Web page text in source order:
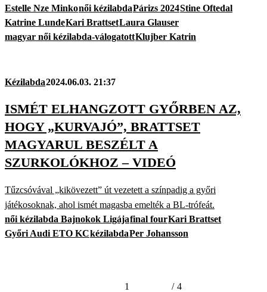
Estelle Nze Minkonői kézilabdaPárizs 2024Stine Oftedal
Katrine LundeKari BrattsetLaura Glauser
magyar női kézilabda-válogatottKlujber Katrin
Kézilabda2024.06.03. 21:37
ISMÉT ELHANGZOTT GYŐRBEN AZ,
HOGY „KURVAJÓ”, BRATTSET
MAGYARUL BESZÉLT A
SZURKOLÓKHOZ – VIDEÓ
Tűzcsóvával „kikövezett” út vezetett a színpadig a győri
játékosoknak, ahol ismét magasba emelték a BL-trófeát.
női kézilabda Bajnokok Ligájafinal fourKari Brattset
Győri Audi ETO KCkézilabdaPer Johansson
1 / 4